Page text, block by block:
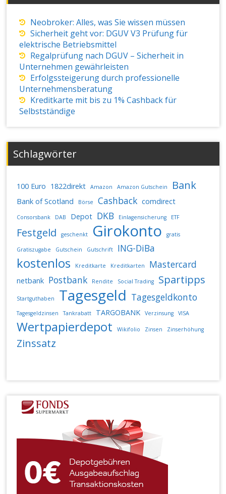
Neobroker: Alles, was Sie wissen müssen
Sicherheit geht vor: DGUV V3 Prüfung für
elektrische Betriebsmittel
Regalprüfung nach DGUV – Sicherheit in
Unternehmen gewährleisten
Erfolgssteigerung durch professionelle
Unternehmensberatung
Kreditkarte mit bis zu 1% Cashback für
Selbstständige
Schlagwörter
100 Euro 1822direkt Amazon Amazon Gutschein Bank
Bank of Scotland Börse Cashback comdirect
Consorsbank DAB Depot DKB Einlagensicherung ETF
Festgeld geschenkt Girokonto gratis
Gratiszugabe Gutschein Gutschrift ING-DiBa
kostenlos Kreditkarte Kreditkarten Mastercard
netbank Postbank Rendite Social Trading Spartipps
Startguthaben Tagesgeld Tagesgeldkonto
Tagesgeldzinsen Tankrabatt TARGOBANK Verzinsung VISA
Wertpapierdepot Wikifolio Zinsen Zinserhöhung
Zinssatz